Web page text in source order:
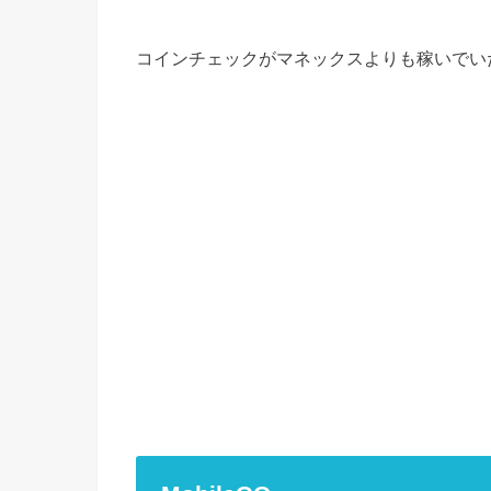
コインチェックがマネックスよりも稼いでい